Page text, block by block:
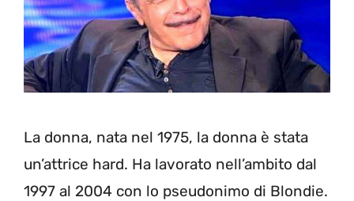
La donna, nata nel 1975, la donna è stata
un’attrice hard. Ha lavorato nell’ambito dal
1997 al 2004 con lo pseudonimo di Blondie.